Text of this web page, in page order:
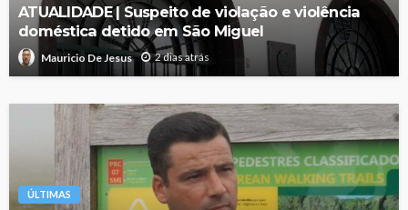
ATUALIDADE | Suspeito de violação e violência
doméstica detido em São Miguel
Mauricio De Jesus 2 dias atrás
ÚLTIMAS